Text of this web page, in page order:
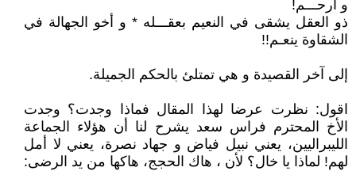
و أرحـــم!
ذو العقل يشقى في النعيم بعقـــله * و أخو الجهالة في
الشقاوة ينعـم!!
إلى آخر القصيدة و هي تمتلئ بالحكم الجميلة.
اقول: نظرت عرضا لهذا المقال فماذا وجدت؟ وجدت
الأخ المحترم فراس سعد يشرح لنا أن هؤلاء الجماعة
الليبراليين، يعني نبيل فياض و جهاد نصرة، يعني لا أمل
لهم! لماذا يا خال؟ لأن ، هاك الحجج، هاكها من يد الرضى: